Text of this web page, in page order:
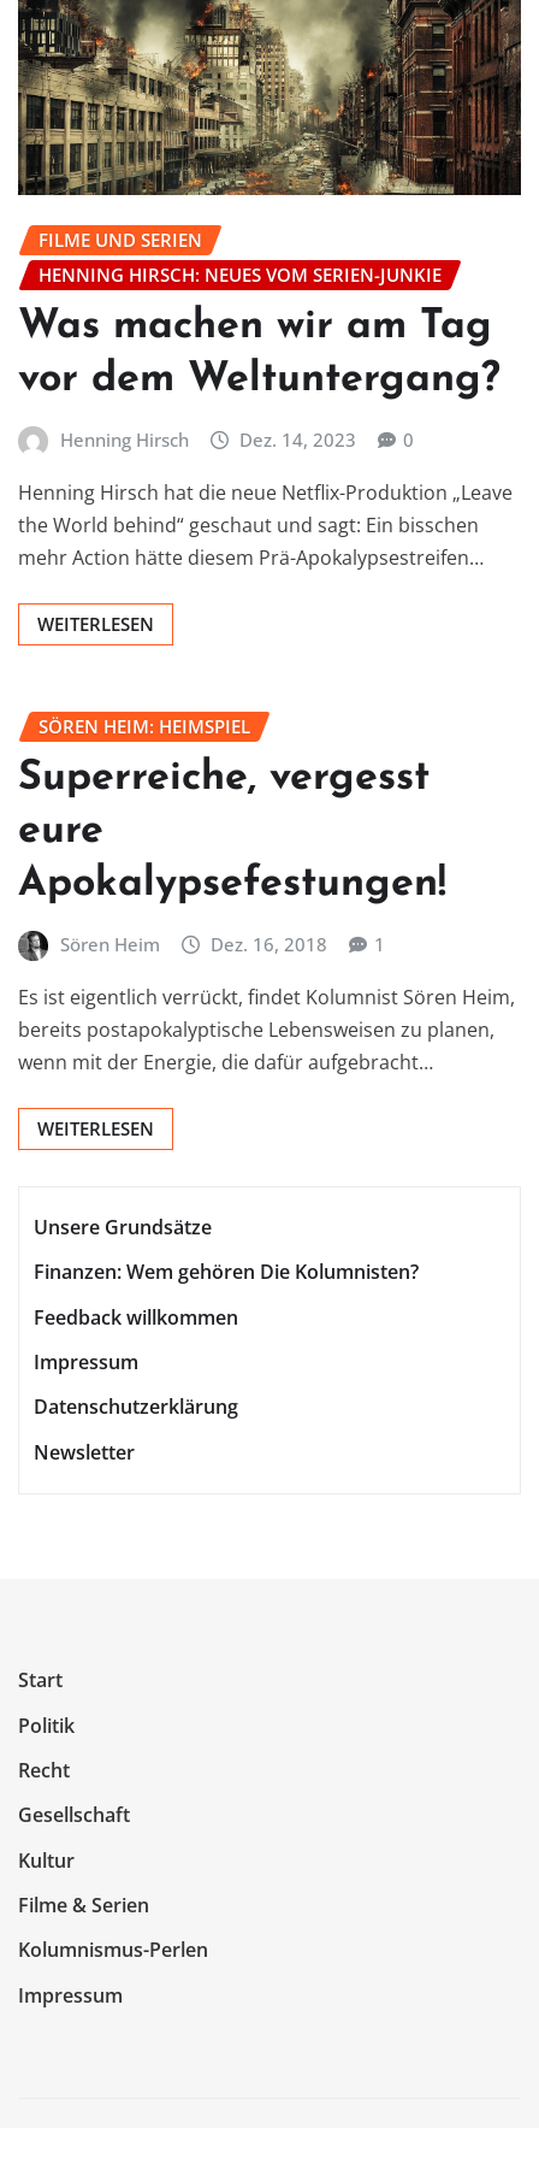
FILME UND SERIEN
HENNING HIRSCH: NEUES VOM SERIEN-JUNKIE
Was machen wir am Tag
vor dem Weltuntergang?
Henning Hirsch Dez. 14, 2023 0
Henning Hirsch hat die neue Netflix-Produktion „Leave
the World behind“ geschaut und sagt: Ein bisschen
mehr Action hätte diesem Prä-Apokalypsestreifen…
WEITERLESEN
SÖREN HEIM: HEIMSPIEL
Superreiche, vergesst
eure
Apokalypsefestungen!
Sören Heim Dez. 16, 2018 1
Es ist eigentlich verrückt, findet Kolumnist Sören Heim,
bereits postapokalyptische Lebensweisen zu planen,
wenn mit der Energie, die dafür aufgebracht…
WEITERLESEN
Unsere Grundsätze
Finanzen: Wem gehören Die Kolumnisten?
Feedback willkommen
Impressum
Datenschutzerklärung
Newsletter
Start
Politik
Recht
Gesellschaft
Kultur
Filme & Serien
Kolumnismus-Perlen
Impressum